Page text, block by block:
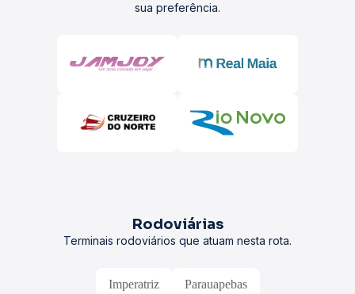
sua preferência.
Rodoviárias
Terminais rodoviários que atuam nesta rota.
Imperatriz Parauapebas